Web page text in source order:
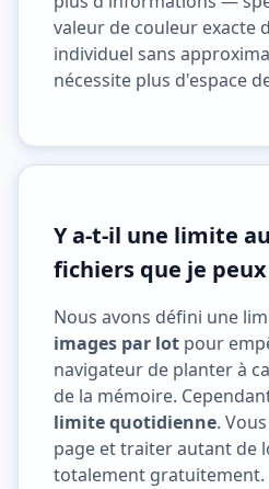
valeur de couleur exacte
individuel sans
nécessite plus d'espace
Y a-t-il une limite
fichiers que je
Nous avons défini une
images par lot pour
navigateur de planter à
de la mémoire.
limite quotidienne.
page et traiter autant de
totalement gratuitement.